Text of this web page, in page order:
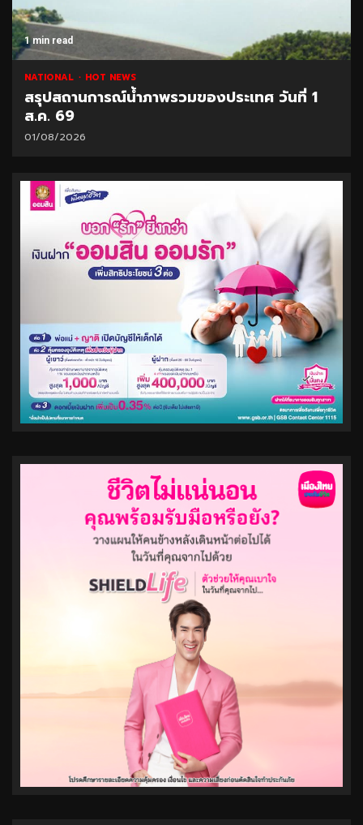
1 min read
NATIONAL HOT NEWS
สรุปสถานการณ์น้ำภาพรวมของประเทศ วันที่ 1
ส.ค. 69
01/08/2026